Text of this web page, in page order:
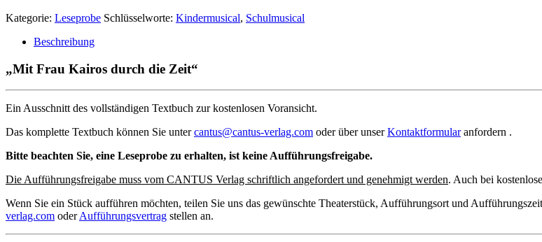
Kategorie: Leseprobe Schlüsselworte: Kindermusical, Schulmusical
Beschreibung
„Mit Frau Kairos durch die Zeit“
Ein Ausschnitt des vollständigen Textbuch zur kostenlosen Voransicht.
Das komplette Textbuch können Sie untercantus@cantus-verlag.com oder über unserKontaktformularanfordern .
Bitte beachten Sie, eine Leseprobe zu erhalten, ist keine Aufführungsfreigabe.
Die Aufführungsfreigabe muss vom CANTUS Verlag schriftlich angefordert und genehmigt werden. Auch bei
Wenn Sie ein Stück aufführen möchten, teilen Sie uns das gewünschte Theaterstück, Aufführungsort und
verlag.com oderAufführungsvertrag stellen an.